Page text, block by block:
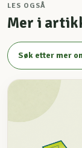
LES OGSÅ
Mer i
Søk etter mer